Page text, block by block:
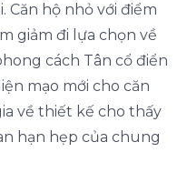
Căn hộ nhỏ với điểm
giảm đi lựa chọn về
cách Tân cổ điển
mạo mới cho căn
về thiết kế cho thấy
hạn hẹp của chung